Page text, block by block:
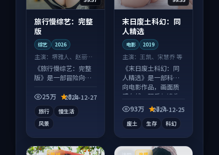
旅行慢综艺：完整
版
综艺 2026
主演： 堺雅人、赵丽颖
等
《旅行慢综艺：完整
版》是一部冒险向综
错过，字幕区常有惊
25万 8.1
2024-12-27
旅行
慢生活
风景
末日废土科幻：同
人精选
电影 2019
主演：王凯、宋慧乔 等
《末日废土科幻：同
人精选》是一部科幻
向电影作品，画面质
感在线，配乐与镜头
配合度高。
93万 7.7
2024-12-25
废土 生存 科幻